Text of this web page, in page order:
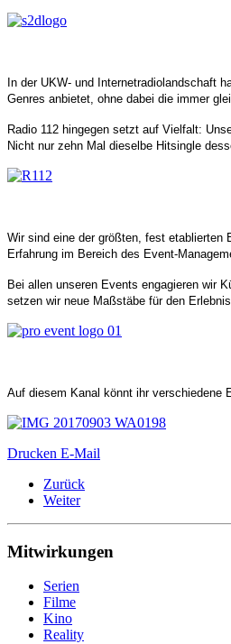
In der UKW- und Internetradiolandschaft
Genres anbietet, ohne dabei die immer
Radio 112 hingegen setzt auf Vielfalt:
Nicht nur zehn Mal dieselbe Hitsingle
Wir sind eine der größten, fest etablierten
Erfahrung im Bereich des Event-
Bei allen unseren Events engagieren wir
setzen wir neue Maßstäbe für den
Auf diesem Kanal könnt ihr verschiedene
Drucken E-Mail
Zurück
Weiter
Mitwirkungen
Serien
Filme
Kino
Reality